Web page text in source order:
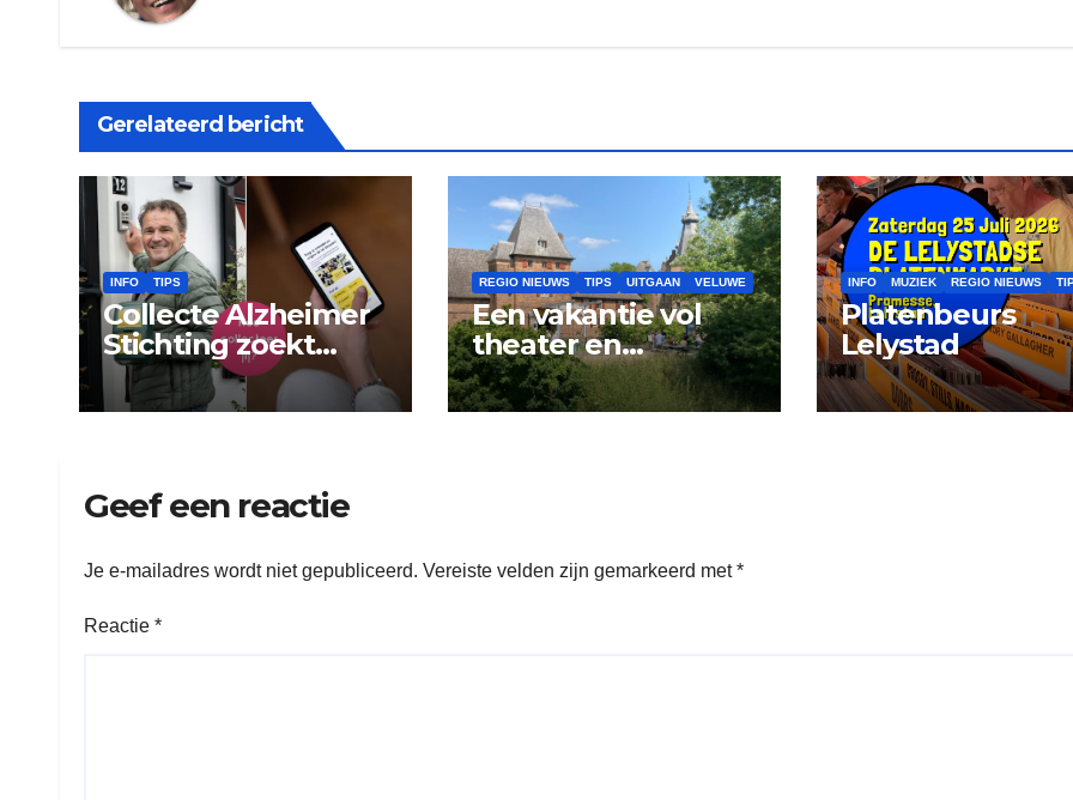
Gerelateerd bericht
INFO TIPS
Collecte Alzheimer
Stichting zoekt
collectanten
REGIO NIEUWS TIPS UITGAAN VELUWE
Een vakantie vol
theater en
avontuur op kasteel
Doorwerth
INFO MUZIEK REGIO NIEUWS
Platenbeurs
Lelystad
Geef een reactie
Je e-mailadres wordt niet gepubliceerd. Vereiste velden zijn gemarkeerd met*
Reactie *